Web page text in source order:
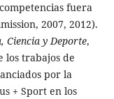
fuera
2007, 2012).
Ciencia y Deporte,
los trabajos de
por la
+ Sport en los